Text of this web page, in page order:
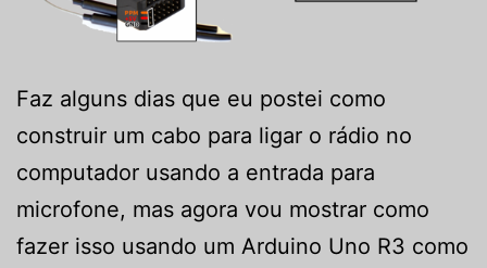
Faz alguns dias que eu postei como
construir um cabo para ligar o rádio no
computador usando a entrada para
microfone, mas agora vou mostrar como
fazer isso usando um Arduino Uno R3 como